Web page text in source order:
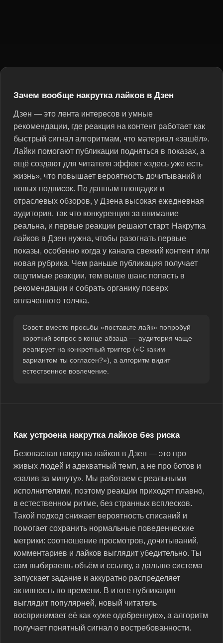
Зачем вообще накрутка лайков в Дзен
Дзен — это лента интересов и умные
рекомендации, где реакция на контент работает как
быстрый сигнал алгоритмам, что материал «зашёл».
Лайки помогают публикации подняться в показах, а
ещё создают для читателя эффект «здесь уже есть
жизнь», что повышает вероятность дочитываний и
новых подписок. По данным площадки и
отраслевых обзоров, у Дзена высокая ежедневная
аудитория, так что конкуренция за внимание
реальна, и первые реакции решают старт. Накрутка
лайков в Дзен нужна, чтобы разогнать первые
показы, особенно когда у канала свежий контент или
новая рубрика. Чем раньше публикация получает
ощутимые реакции, тем выше шанс попасть в
рекомендации и собрать органику поверх
оплаченного толчка.
Совет: вместо просьбы «поставьте лайк» попробуй
короткий вопрос в конце абзаца — аудитория чаще
реагирует на конкретный триггер («С каким
вариантом ты согласен?»), а алгоритм видит
естественное вовлечение.
Как устроена накрутка лайков без риска
Безопасная накрутка лайков в Дзен — это про
живых людей и адекватный темп, а не про ботов и
«залив за минуту». Мы работаем с реальными
исполнителями, поэтому реакции приходят плавно,
в естественном ритме, без странных всплесков.
Такой подход снижает вероятность списаний и
помогает сохранить нормальные поведенческие
метрики: соотношение просмотров, дочитываний,
комментариев и лайков выглядит убедительно. Ты
сам выбираешь объём и ссылку, а дальше система
запускает задание и аккуратно распределяет
активность по времени. В итоге публикация
выглядит популярней, новый читатель
воспринимает её как «уже одобренную», а алгоритм
получает понятный сигнал о востребованности.